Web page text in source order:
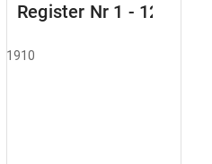
Register Nr 1 - 123
1910